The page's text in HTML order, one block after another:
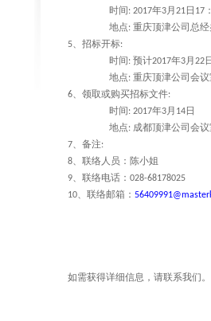
时间 : 2017年3月 21日 17
地点: 重庆顶津公司总
5、招标开标:
时间 : 预计2017年3月 22
地点: 重庆顶津公司会
6、领取或购买招标文件:
时间 : 2017年3月 14日
地点: 成都顶津公司会
7、备注:
8、联络人员：陈小姐
9、联络电话： 028-68178025
10、联络邮箱：
如需获得详细信息，请联系我们。